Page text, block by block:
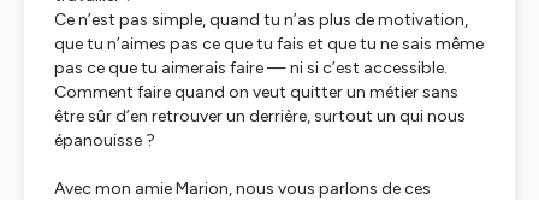
Ce n’est pas simple, quand tu n’as plus de motivation,
que tu n’aimes pas ce que tu fais et que tu ne sais même
pas ce que tu aimerais faire — ni si c’est accessible.
Comment faire quand on veut quitter un métier sans
être sûr d’en retrouver un derrière, surtout un qui nous
épanouisse ?
Avec mon amie Marion, nous vous parlons de ces